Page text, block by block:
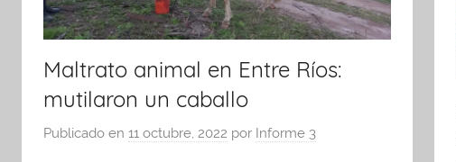
Maltrato animal en Entre Ríos:
mutilaron un caballo
Publicado en 11 octubre, 2022 por Informe 3